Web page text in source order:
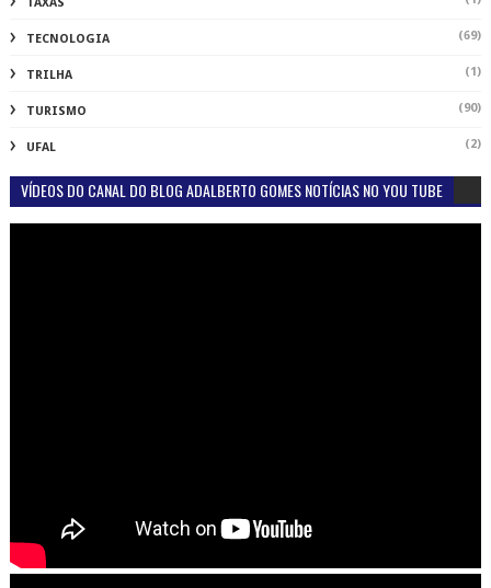
TAXAS
TECNOLOGIA (69)
TRILHA (1)
TURISMO (90)
UFAL (2)
VÍDEOS DO CANAL DO BLOG ADALBERTO GOMES NOTÍCIAS NO YOU TUBE